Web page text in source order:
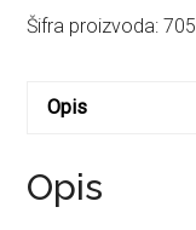
količina
Šifra proizvoda:705
Opis
Opis